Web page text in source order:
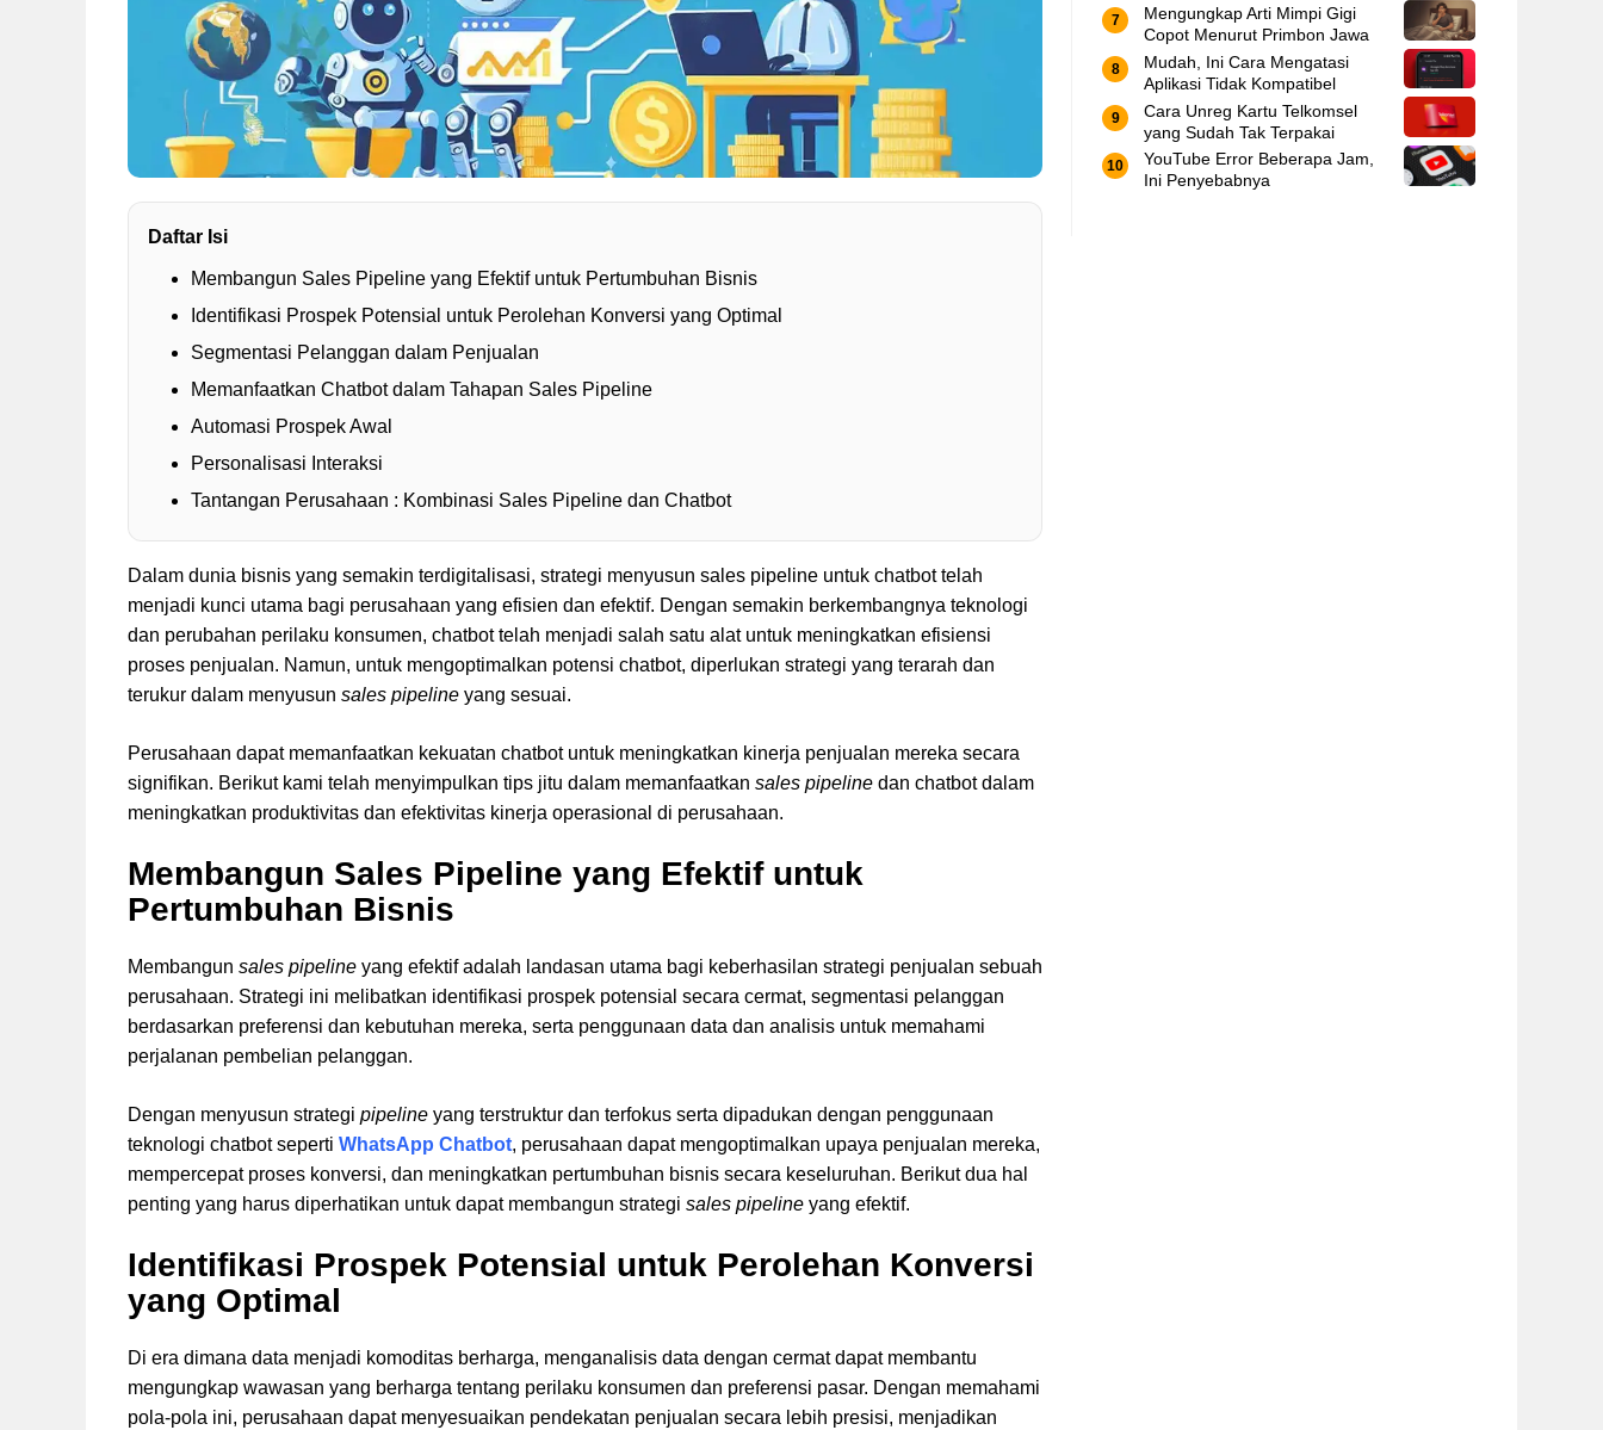
Daftar Isi
Membangun Sales Pipeline yang Efektif untuk Pertumbuhan Bisnis
Identifikasi Prospek Potensial untuk Perolehan Konversi yang Optimal
Segmentasi Pelanggan dalam Penjualan
Memanfaatkan Chatbot dalam Tahapan Sales Pipeline
Automasi Prospek Awal
Personalisasi Interaksi
Tantangan Perusahaan : Kombinasi Sales Pipeline dan Chatbot
Dalam dunia bisnis yang semakin terdigitalisasi, strategi menyusun sales pipeline untuk chatbot telah
menjadi kunci utama bagi perusahaan yang efisien dan efektif. Dengan semakin berkembangnya teknologi
dan perubahan perilaku konsumen, chatbot telah menjadi salah satu alat untuk meningkatkan efisiensi
proses penjualan. Namun, untuk mengoptimalkan potensi chatbot, diperlukan strategi yang terarah dan
terukur dalam menyusun sales pipeline yang sesuai.
Perusahaan dapat memanfaatkan kekuatan chatbot untuk meningkatkan kinerja penjualan mereka secara
signifikan. Berikut kami telah menyimpulkan tips jitu dalam memanfaatkan sales pipeline dan chatbot dalam
meningkatkan produktivitas dan efektivitas kinerja operasional di perusahaan.
Membangun Sales Pipeline yang Efektif untuk
Pertumbuhan Bisnis
Membangun sales pipeline yang efektif adalah landasan utama bagi keberhasilan strategi penjualan sebuah
perusahaan. Strategi ini melibatkan identifikasi prospek potensial secara cermat, segmentasi pelanggan
berdasarkan preferensi dan kebutuhan mereka, serta penggunaan data dan analisis untuk memahami
perjalanan pembelian pelanggan.
Dengan menyusun strategi pipeline yang terstruktur dan terfokus serta dipadukan dengan penggunaan
teknologi chatbot seperti WhatsApp Chatbot, perusahaan dapat mengoptimalkan upaya penjualan mereka,
mempercepat proses konversi, dan meningkatkan pertumbuhan bisnis secara keseluruhan. Berikut dua hal
penting yang harus diperhatikan untuk dapat membangun strategi sales pipeline yang efektif.
Identifikasi Prospek Potensial untuk Perolehan Konversi
yang Optimal
Di era dimana data menjadi komoditas berharga, menganalisis data dengan cermat dapat membantu
mengungkap wawasan yang berharga tentang perilaku konsumen dan preferensi pasar. Dengan memahami
pola-pola ini, perusahaan dapat menyesuaikan pendekatan penjualan secara lebih presisi, menjadikan
Mengungkap Arti Mimpi Gigi
Copot Menurut Primbon Jawa
Mudah, Ini Cara Mengatasi
Aplikasi Tidak Kompatibel
Cara Unreg Kartu Telkomsel
yang Sudah Tak Terpakai
YouTube Error Beberapa Jam,
Ini Penyebabnya